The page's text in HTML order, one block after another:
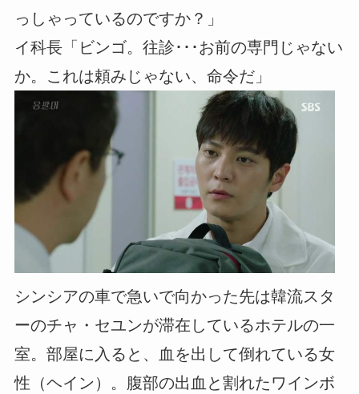
っしゃっているのですか？」
イ科長「ビンゴ。往診･･･お前の専門じゃない
か。これは頼みじゃない、命令だ」
シンシアの車で急いで向かった先は韓流スタ
ーのチャ・セユンが滞在しているホテルの一
室。部屋に入ると、血を出して倒れている女
性（ヘイン）。腹部の出血と割れたワインボ